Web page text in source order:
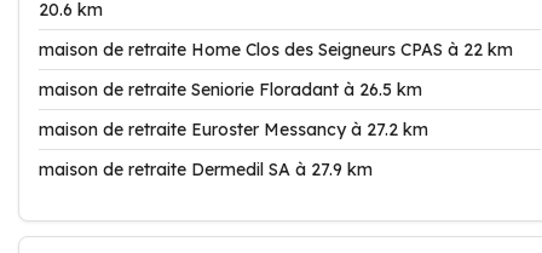
20.6 km
maison de retraite Home Clos des Seigneurs CPAS à 22 km
maison de retraite Seniorie Floradant à 26.5 km
maison de retraite Euroster Messancy à 27.2 km
maison de retraite Dermedil SA à 27.9 km